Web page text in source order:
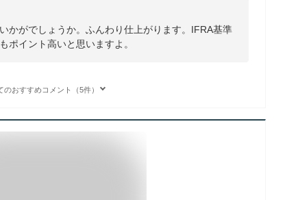
かがでしょうか。ふんわり仕上がります。IFRA基準
ポイント高いと思いますよ。
のおすすめコメント（5件）